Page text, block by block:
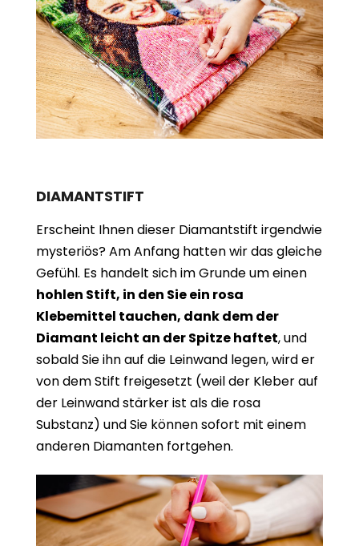
DIAMANTSTIFT
Erscheint Ihnen dieser Diamantstift irgendwie
mysteriös? Am Anfang hatten wir das gleiche
Gefühl. Es handelt sich im Grunde um einen
hohlen Stift, in den Sie ein rosa
Klebemittel tauchen, dank dem der
Diamant leicht an der Spitze haftet, und
sobald Sie ihn auf die Leinwand legen, wird er
von dem Stift freigesetzt (weil der Kleber auf
der Leinwand stärker ist als die rosa
Substanz) und Sie können sofort mit einem
anderen Diamanten fortgehen.